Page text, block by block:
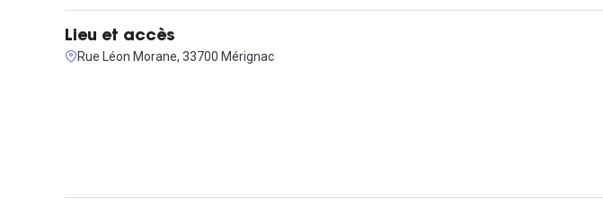
Lieu et accès
Rue Léon Morane, 33700 Mérignac